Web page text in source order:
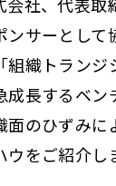
会社、代表取
サーとして
組織トランジ
成長するベン
面のひずみに
をご紹介し